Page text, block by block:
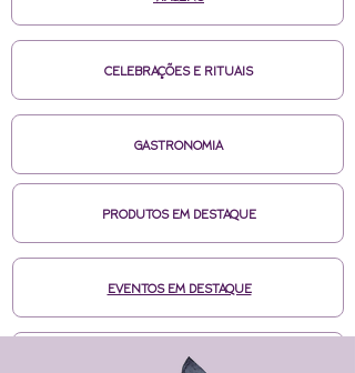
CELEBRAÇÕES E RITUAIS
GASTRONOMIA
PRODUTOS EM DESTAQUE
EVENTOS EM DESTAQUE
MÍDIAS CASA DE BRUXA